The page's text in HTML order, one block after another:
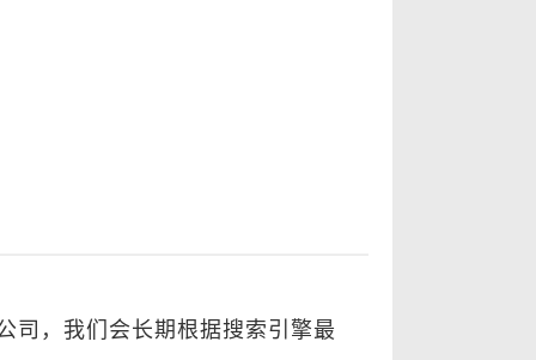
司，我们会长期根据搜索引擎最